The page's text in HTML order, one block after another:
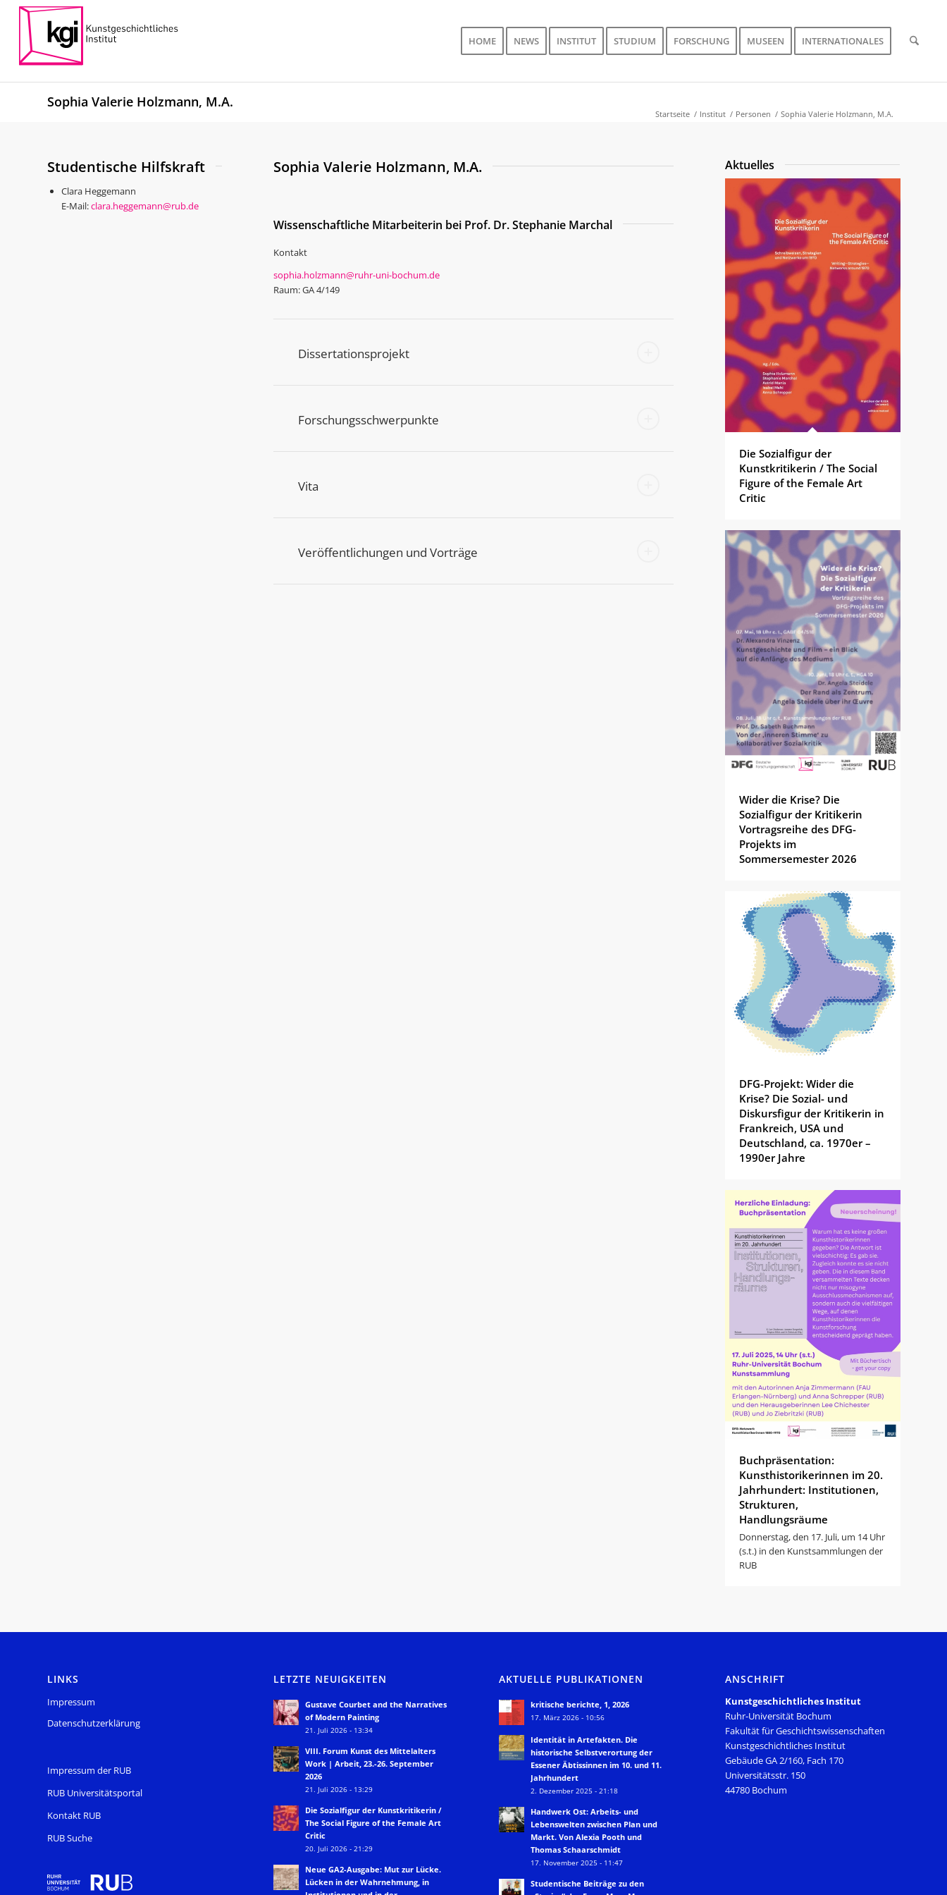
HOME NEWS INSTITUT STUDIUM FORSCHUNG MUSEEN INTERNATIONALES
Sophia Valerie Holzmann, M.A.
Startseite / Institut / Personen / Sophia Valerie Holzmann, M.A.
Studentische Hilfskraft
Clara Heggemann
E-Mail:clara.heggemann@rub.de
Sophia Valerie Holzmann, M.A.
Wissenschaftliche Mitarbeiterin bei Prof. Dr. Stephanie Marchal
Kontakt
sophia.holzmann@ruhr-uni-bochum.de
Raum: GA 4/149
Dissertationsprojekt
Forschungsschwerpunkte
Vita
Veröffentlichungen und Vorträge
Aktuelles
Die Sozialfigur der
Kunstkritikerin / The Social
Figure of the Female Art
Critic
Wider die Krise? Die
Sozialfigur der Kritikerin
Vortragsreihe des DFG-
Projekts im
Sommersemester 2026
DFG-Projekt: Wider die
Krise? Die Sozial- und
Diskursfigur der Kritikerin in
Frankreich, USA und
Deutschland, ca. 1970er –
1990er Jahre
Buchpräsentation:
Kunsthistorikerinnen im 20.
Jahrhundert: Institutionen,
Strukturen,
Handlungsräume
Donnerstag, den 17. Juli, um 14 Uhr
(s.t.) in den Kunstsammlungen der
RUB
LINKS
Impressum
Datenschutzerklärung
Impressum der RUB
RUB Universitätsportal
Kontakt RUB
RUB Suche
LETZTE NEUIGKEITEN
Gustave Courbet and the Narratives
of Modern Painting
21. Juli 2026 - 13:34
VIII. Forum Kunst des Mittelalters
Work | Arbeit, 23.-26. September
2026
21. Juli 2026 - 13:29
Die Sozialfigur der Kunstkritikerin /
The Social Figure of the Female Art
Critic
20. Juli 2026 - 21:29
Neue GA2-Ausgabe: Mut zur Lücke.
Lücken in der Wahrnehmung, in
AKTUELLE PUBLIKATIONEN
kritische berichte, 1, 2026
17. März 2026 - 10:56
Identität in Artefakten. Die
historische Selbstverortung der
Essener Äbtissinnen im 10. und 11.
Jahrhundert
2. Dezember 2025 - 21:18
Handwerk Ost: Arbeits- und
Lebenswelten zwischen Plan und
Markt. Von Alexia Pooth und
Thomas Schaarschmidt
17. November 2025 - 11:47
Studentische Beiträge zu den
ANSCHRIFT
Kunstgeschichtliches Institut
Ruhr-Universität Bochum
Fakultät für Geschichtswissenschaften
Kunstgeschichtliches Institut
Gebäude GA 2/160, Fach 170
Universitätsstr. 150
44780 Bochum